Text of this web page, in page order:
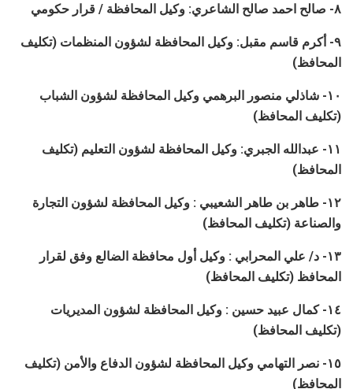
٨- صالح احمد صالح الشاعري: وكيل المحافظة / قرار حكومي
٩- أكرم قاسم مقبل: وكيل المحافظة لشؤون المنظمات (تكليف
المحافظ)
١٠- شاذلي منصور البرهمي وكيل المحافظة لشؤون الشباب
(تكليف المحافظ)
١١- عبدالله الجبري: وكيل المحافظة لشؤون التعليم (تكليف
المحافظ)
١٢- طاهر بن طاهر الشعيبي : وكيل المحافظة لشؤون التجارة
والصناعة (تكليف المحافظ)
١٣- د/ علي المحرابي : وكيل أول محافظة الضالع وفق لقرار
المحافظ (تكليف المحافظ)
١٤- كمال عبيد حسين : وكيل المحافظة لشؤون المديريات
(تكليف المحافظ)
١٥- نصر التهامي وكيل المحافظة لشؤون الدفاع والأمن (تكليف
المحافظ)